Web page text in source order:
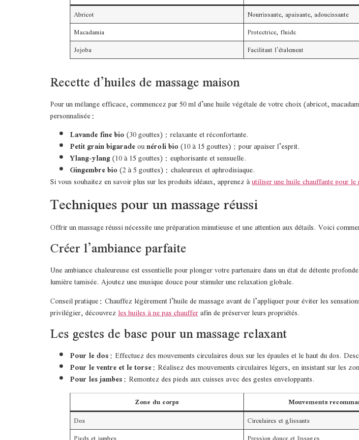
Abricot
Nourrissante, apaisante, adoucissante
Macadamia
Protectrice, fluide
Jojoba
Facilitant l’étalement
Recette d’huiles de massage maison
Pour un mélange efficace, commencez par 50 ml d’une huile végétale de votre choix (abricot,
personnalisée :
Lavande fine bio(30 gouttes) : relaxante et réconfortante.
Petit grain bigaradeounéroli bio(10 à 15 gouttes) : pour apaiser l’esprit.
Ylang-ylang(10 à 15 gouttes) : euphorisante et sensuelle.
Gingembre bio(2 à 5 gouttes) : chaleureux et aphrodisiaque.
Si vous souhaitez en savoir plus sur les produits idéaux, apprenez àutiliser une huile chauffante pour le
Techniques pour un massage réussi
Offrir un massage réussi nécessite une préparation minutieuse et une attention aux détails. Voici
Créer l’ambiance parfaite
Une ambiance chaleureuse est essentielle pour plonger votre partenaire dans un état de détente
lumière tamisée. Ajoutez une musique douce pour stimuler une relaxation globale.
Conseil pratique : Chauffez légèrement l’huile de massage avant de l’appliquer pour éviter les
privilégier, découvrezles huiles à ne pas chaufferafin de préserver leurs propriétés.
Les gestes de base pour un massage relaxant
Pour le dos: Effectuez des mouvements circulaires doux sur les épaules et le haut du dos.
Pour le ventre et le torse: Réalisez des mouvements circulaires légers, en insistant sur les
Pour les jambes: Remontez des pieds aux cuisses avec des gestes enveloppants.
Zone du corps Mouvements
Dos
Circulaires et glissants